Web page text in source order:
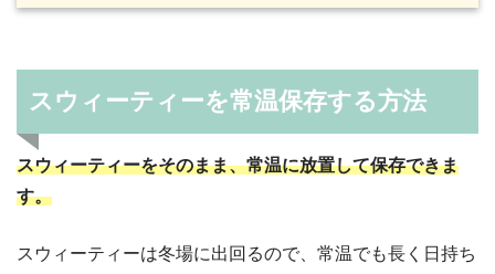
スウィーティーを常温保存する方法
スウィーティーをそのまま、常温に放置して保存できま
す。
スウィーティーは冬場に出回るので、常温でも長く日持ち